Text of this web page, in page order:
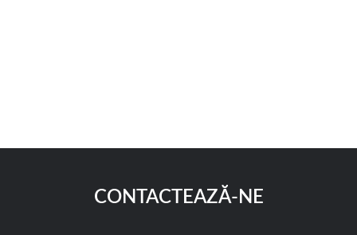
CONTACTEAZĂ-NE